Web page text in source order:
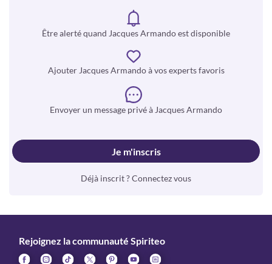
Être alerté quand Jacques Armando est disponible
Ajouter Jacques Armando à vos experts favoris
Envoyer un message privé à Jacques Armando
Je m'inscris
Déjà inscrit ? Connectez vous
Rejoignez la communauté Spiriteo